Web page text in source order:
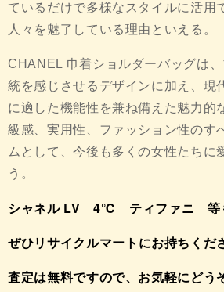
ているだけで多様なスタイルに活用
人々を魅了している理由といえる。
CHANEL 巾着ショルダーバッグは
統を感じさせるデザインに加え、現
に適した機能性を兼ね備えた魅力的
級感、実用性、ファッション性のす
ムとして、今後も多くの女性たちに
う。
シャネル LV 4℃ ティファニ 等
ぜひリサイクルマート にお持ち く だ
査定は無料ですので、お気軽にどう